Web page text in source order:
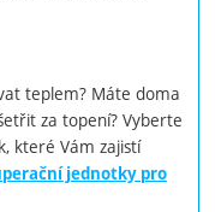
teplem? Máte doma
za topení? Vyberte
které Vám zajistí
jednotky pro